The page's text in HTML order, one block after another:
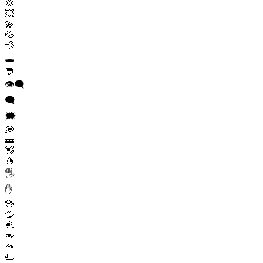
💢
💥
💫
💦
💨
🕳️
💬
👁️‍🗨️
🗨️
🗯️
💭
💤
👋
🤚
🖐️
✋
🖖
🫱
🫲
🫳
🫴
🫷